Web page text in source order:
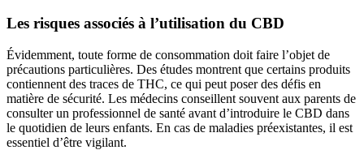
Les risques associés à l’utilisation du CBD
Évidemment, toute forme de consommation doit faire l’objet de
précautions particulières. Des études montrent que certains produits
contiennent des traces de THC, ce qui peut poser des défis en
matière de sécurité. Les médecins conseillent souvent aux parents de
consulter un professionnel de santé avant d’introduire le CBD dans
le quotidien de leurs enfants. En cas de maladies préexistantes, il est
essentiel d’être vigilant.